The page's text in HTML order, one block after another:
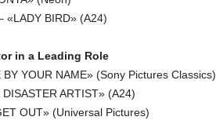
«LADY BIRD» (A24)
in a Leading Role
YOUR NAME» (Sony Pictures Classics)
ARTIST» (A24)
OUT» (Universal Pictures)